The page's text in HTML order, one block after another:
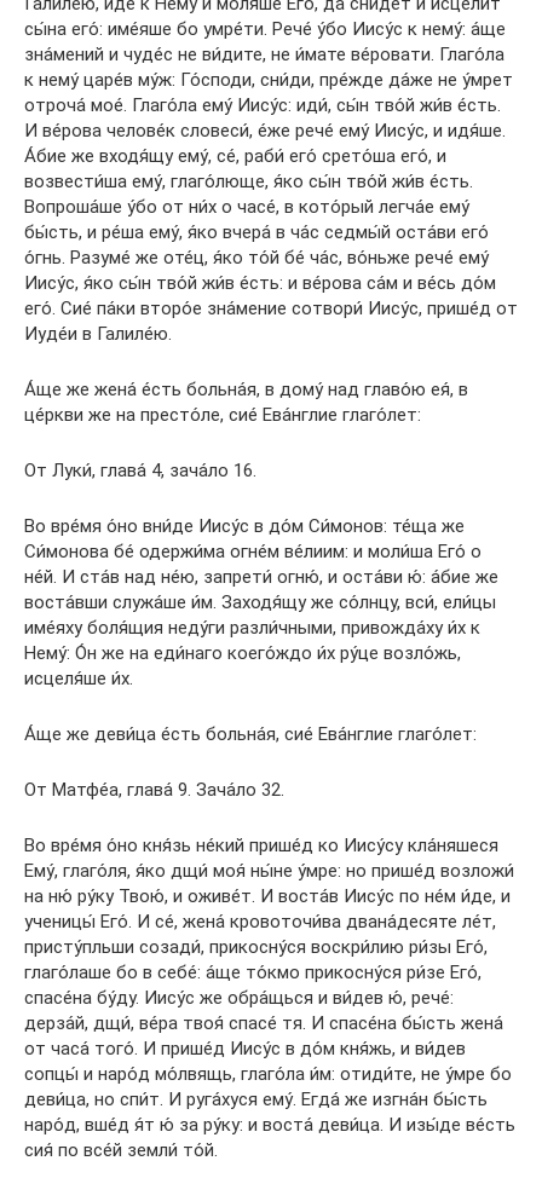
сы́на его́: име́яше бо умре́ти. Рече́ у́бо Иису́с к нему́: а́ще
зна́мений и чуде́с не ви́дите, не и́мате ве́ровати. Глаго́ла
к нему́ царе́в му́ж: Го́споди, сни́ди, пре́жде да́же не у́мрет
отроча́ мое́. Глаго́ла ему́ Иису́с: иди́, сы́н тво́й жи́в е́сть.
И ве́рова челове́к словеси́, е́же рече́ ему́ Иису́с, и идя́ше.
А́бие же входя́щу ему́, се́, раби́ его́ срето́ша его́, и
возвести́ша ему́, глаго́люще, я́ко сы́н тво́й жи́в е́сть.
Вопроша́ше у́бо от ни́х о часе́, в кото́рый легча́е ему́
бы́сть, и ре́ша ему́, я́ко вчера́ в ча́с седмы́й оста́ви его́
о́гнь. Разуме́ же оте́ц, я́ко то́й бе́ ча́с, во́ньже рече́ ему́
Иису́с, я́ко сы́н тво́й жи́в е́сть: и ве́рова са́м и ве́сь до́м
его́. Сие́ па́ки второ́е зна́мение сотвори́ Иису́с, прише́д от
Иуде́и в Галиле́ю.
А́ще же жена́ е́сть больна́я, в дому́ над главо́ю ея́, в
це́ркви же на престо́ле, сие́ Ева́нглие глаго́лет:
От Луки́, глава́ 4, зача́ло 16.
Во вре́мя о́но вни́де Иису́с в до́м Си́монов: те́ща же
Си́монова бе́ одержи́ма огне́м ве́лиим: и моли́ша Его́ о
не́й. И ста́в над не́ю, запрети́ огню́, и оста́ви ю́: а́бие же
воста́вши служа́ше и́м. Заходя́щу же со́лнцу, вси́, ели́цы
име́яху боля́щия неду́ги разли́чными, привожда́ху и́х к
Нему́: О́н же на еди́наго коего́ждо и́х ру́це возло́жь,
исцеля́ше и́х.
А́ще же деви́ца е́сть больна́я, сие́ Ева́нглие глаго́лет:
От Матфе́а, глава́ 9. Зача́ло 32.
Во вре́мя о́но кня́зь не́кий прише́д ко Иису́су кла́няшеся
Ему́, глаго́ля, я́ко дщи́ моя́ ны́не у́мре: но прише́д возложи́
на ню́ ру́ку Твою́, и оживе́т. И воста́в Иису́с по не́м и́де, и
ученицы́ Его́. И се́, жена́ кровоточи́ва двана́десяте ле́т,
присту́пльши созади́, прикосну́ся воскри́лию ри́зы Его́,
глаго́лаше бо в себе́: а́ще то́кмо прикосну́ся ри́зе Его́,
спасе́на бу́ду. Иису́с же обра́щься и ви́дев ю́, рече́:
дерза́й, дщи́, ве́ра твоя́ спасе́ тя. И спасе́на бы́сть жена́
от часа́ того́. И прише́д Иису́с в до́м кня́жь, и ви́дев
сопцы́ и наро́д мо́лвящь, глаго́ла и́м: отиди́те, не у́мре бо
деви́ца, но спи́т. И руга́хуся ему́. Егда́ же изгна́н бы́сть
наро́д, вше́д я́т ю́ за ру́ку: и воста́ деви́ца. И изы́де ве́сть
сия́ по все́й земли́ то́й.